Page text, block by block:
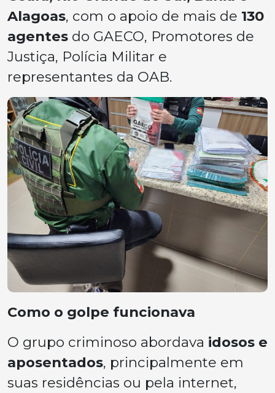
Alagoas, com o apoio de mais de 130
agentes do GAECO, Promotores de
Justiça, Polícia Militar e
representantes da OAB.
Como o golpe funcionava
O grupo criminoso abordava idosos e
aposentados, principalmente em
suas residências ou pela internet,